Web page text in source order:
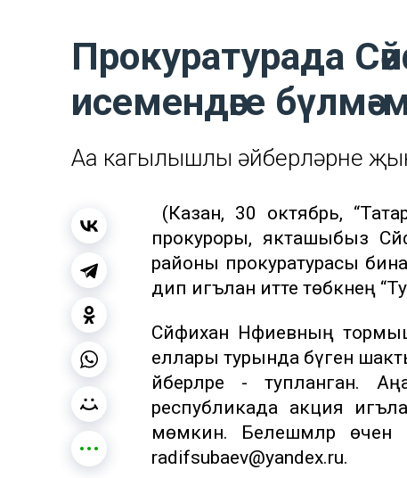
Прокуратурада
исемендәге
Аңа кагылышлы әйберләрне
(Казан, 30 октябрь,
прокуроры, якташыбыз
районы прокуратурасы
дип игълан итте төбәкнең
Сәйфихан Нәфиевның
еллары турында бүген
әйберләре - тупланган.
республикада акция
мөмкин. Белешмәләр өчен
radifsubaev@yandex.ru.